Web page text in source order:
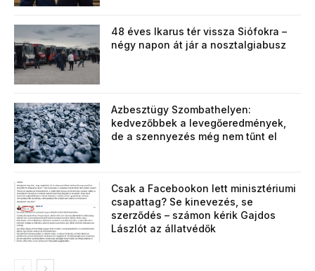
48 éves Ikarus tér vissza Siófokra –
négy napon át jár a nosztalgiabusz
Azbesztügy Szombathelyen:
kedvezőbbek a levegőeredmények,
de a szennyezés még nem tűnt el
Csak a Facebookon lett minisztériumi
csapattag? Se kinevezés, se
szerződés – számon kérik Gajdos
Lászlót az állatvédők